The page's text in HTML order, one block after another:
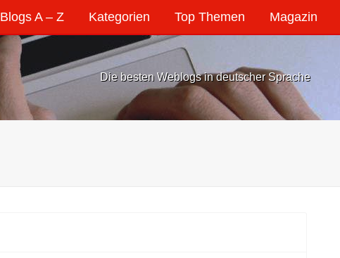
Blogs A – Z Kategorien Top Themen Magazin
Die besten Weblogs in deutscher Sprache